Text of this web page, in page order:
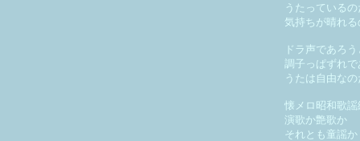
うたっている
気持ちが晴れ
ドラ声であろう
調子っぱずれで
うたは自由なの
懐メロ昭和歌謡
演歌か艶歌か
それとも童謡か